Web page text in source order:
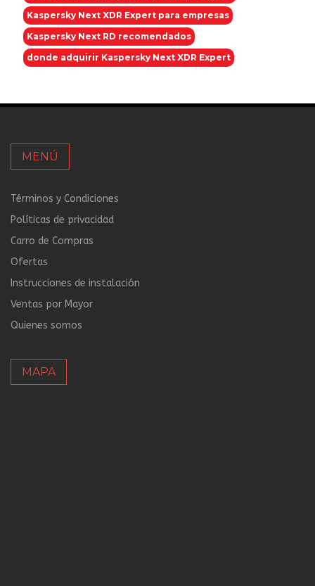
Kaspersky Next XDR Expert para empresas
Kaspersky Next RD recomendados
donde adquirir Kaspersky Next XDR Expert
MENÚ
Términos y Condiciones
Políticas de privacidad
Carro de Compras
Ofertas
Instrucciones de instalación
Ventas por Mayor
Quienes somos
MAPA